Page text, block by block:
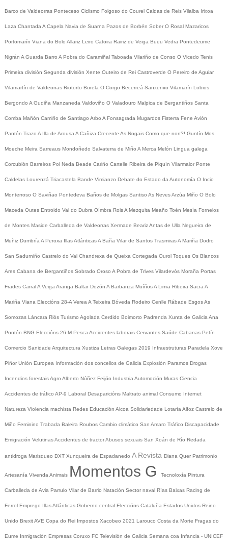
Barco de Valdeorras Ponteceso Ciclismo Folgoso do Courel Caldas de Reis Vilalba Irixoa
Laza Chantada A Capela Navia de Suarna Pazos de Borbén Sober O Rosal Mazaricos
Portomarín Viana do Bolo Allariz Leiro Catoira Rairiz de Veiga Bueu Vedra Pontedeume
Nigrán A Guarda Barro A Pobra do Caramiñal Taboada Vilariño de Conso O Vicedo Tenis
Primeira división Segunda división Xente Outeiro de Rei Castroverde O Pereiro de Aguiar
Vilamartín de Valdeorras Riotorto Burela O Corgo Becerreá Sanxenxo Vilamarín Lobios
Bergondo A Gudiña Manzaneda Valdoviño O Valadouro Malpica de Bergantiños Santa
Comba Mañón Camiño de Santiago Arbo A Fonsagrada Mugardos Fisterra Fene Avión
Pantón Trazo A Illa de Arousa A Cañiza Crecente As Nogais Como que non?! Guntín Mos
Moeche Meira Sarreaus Mondoñedo Salvaterra de Miño A Merca Melón Lingua galega
Corcubión Barreiros Pol Neda Beade Cariño Cartelle Ribeira de Piquín Vilarmaior Ponte
Caldelas Lourenzá Triacastela Bande Vimianzo Debate do Estado da Autonomía O Incio
Monterroso O Saviñao Pontedeva Baños de Molgas Santiso As NevesArzúa Miño O Bolo
Maceda Outes Entroido Val do Dubra Oímbra RoisA Mezquita Meaño Toén Mesía Fornelos
de Montes Maside Carballeda de Valdeorras Xermade BearizAntas de Ulla Negueira de
Muñiz Dumbría A Peroxa Illas AtlánticasA Baña Vilar de Santos TrasmirasA Mariña Dodro
San Sadurniño Castrelo do Val Chandrexa de Queixa Cortegada Ourol Toques Os Blancos
Ares Cabana de Bergantiños Sobrado Oroso A Pobra de Trives Vilardevós Moraña Portas
Frades CarralA Veiga Aranga Baltar Dozón A Barbanza MuíñosA Limia Ribeira Sacra A
Mariña Viana Eleccións 28-A Verea A Teixeira Bóveda Rodeiro Cenlle Rábade EsgosAs
Somozas Láncara Riós Turismo Agolada Cerdido Boimorto Padrenda Xunta de Galicia Ana
Pontón BNG Eleccións 26-M Pesca Accidentes laborais Cervantes Saúde Cabanas Petín
Comercio Sanidade Arquitectura Xustiza Letras Galegas 2019 Infraestruturas Paradela Xove
Piñor Unión Europea Información dos concellos de Galicia Explosión Paramos Drogas
Incendios forestaisAgro Alberto Núñez Feijóo Industria Automoción Muras Ciencia
Accidentes de tráfico AP-9 Laboral Desaparicións Maltrato animal Consumo Internet
Natureza Violencia machista Redes Educación Alcoa Solidariedade Lotaría Alfoz Castrelo de
Miño Feminino Trabada Baleira Roubos Cambio climático San Amaro Tráfico Discapacidade
Emigración VelutinasAccidentes de tractorAbusos sexuais San Xoán de Río Redada
antidroga Marisqueo DXT Xunqueira de Espadanedo A Revista Diana Quer Patrimonio
Artesanía Vivenda Animais Momentos G Tecnoloxía Pintura
Carballeda de Avia Parrulo Vilar de Barrio Natación Sector naval Rías Baixas Racing de
Ferrol Emprego Illas Atlánticas Goberno central Eleccións Cataluña Estados Unidos Reino
Unido BrexitAVE Copa do Rei Impostos Xacobeo 2021 Larouco Costa da Morte Fragas do
Eume Inmigración Empresas Coruxo FC Televisión de Galicia Semana coa Infancia - UNICEF